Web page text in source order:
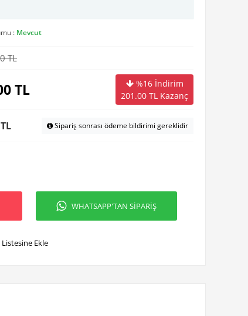
: Mevcut
TL
TL
%16 İndirim
201.00 TL Kazanç
Sipariş sonrası ödeme bildirimi gereklidir
WHATSAPP'TAN SİPARİŞ
Listesine Ekle